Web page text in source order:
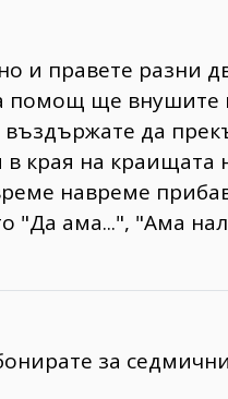
и правете разни
помощ ще внушите
да
края на краищата
навреме
"Да ама...", "Ама
за